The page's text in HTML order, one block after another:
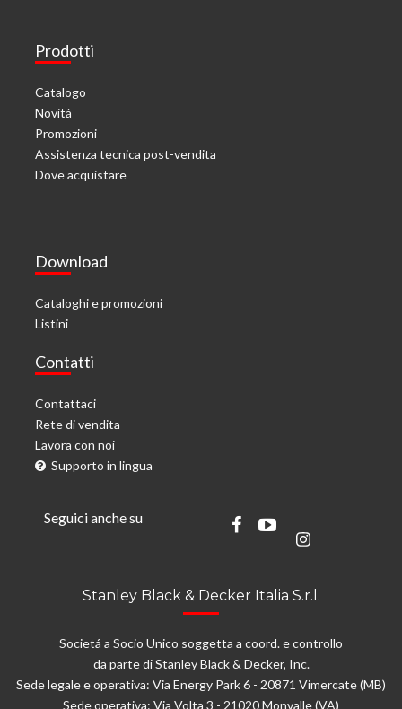
Prodotti
Catalogo
Novitá
Promozioni
Assistenza tecnica post-vendita
Dove acquistare
Download
Cataloghi e promozioni
Listini
Contatti
Contattaci
Rete di vendita
Lavora con noi
Supporto in lingua
Seguici anche su
Stanley Black & Decker Italia S.r.l.
Societá a Socio Unico soggetta a coord. e controllo
da parte di Stanley Black & Decker, Inc.
Sede legale e operativa: Via Energy Park 6 - 20871 Vimercate (MB)
Sede operativa: Via Volta 3 - 21020 Monvalle (VA)